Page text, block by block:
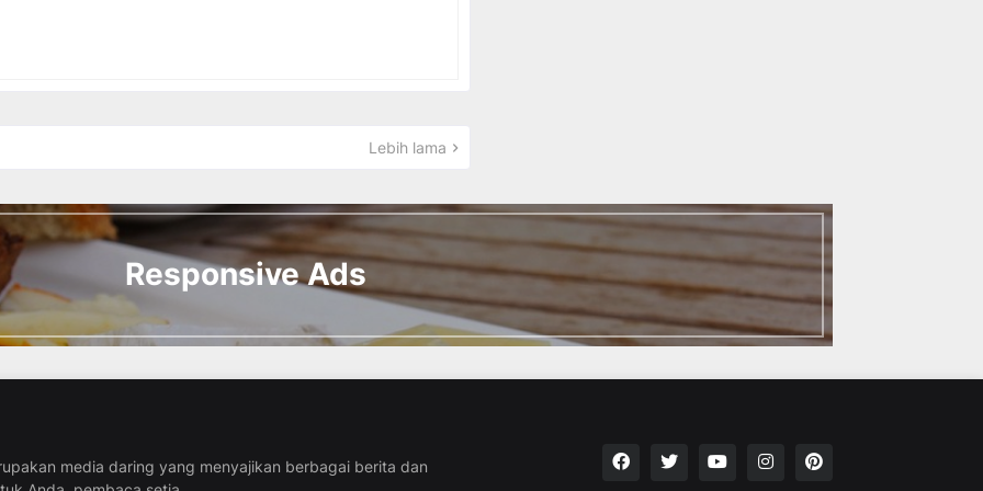
Lebih lama
Responsive Ads
media daring yang menyajikan berbagai berita dan